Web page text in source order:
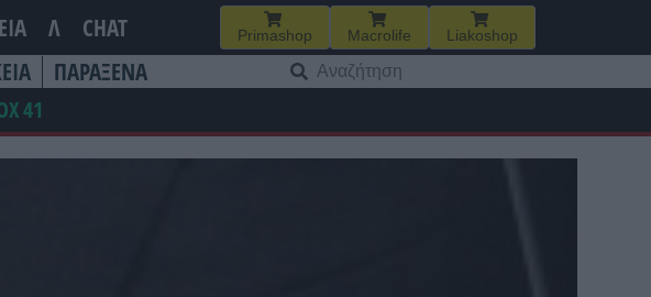
Λ CHAT Primashop Macrolife Liakoshop
ΠΑΡΑΞΕΝΑ
για:
41